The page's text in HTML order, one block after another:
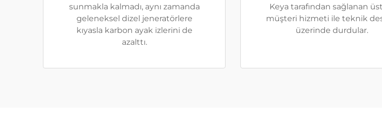
sunmakla kalmadı, aynı zamanda
geleneksel dizel jeneratörlere
kıyasla karbon ayak izlerini de
azalttı.
Keya tarafından sağlanan
müşteri hizmeti ile teknik
üzerinde durdular.